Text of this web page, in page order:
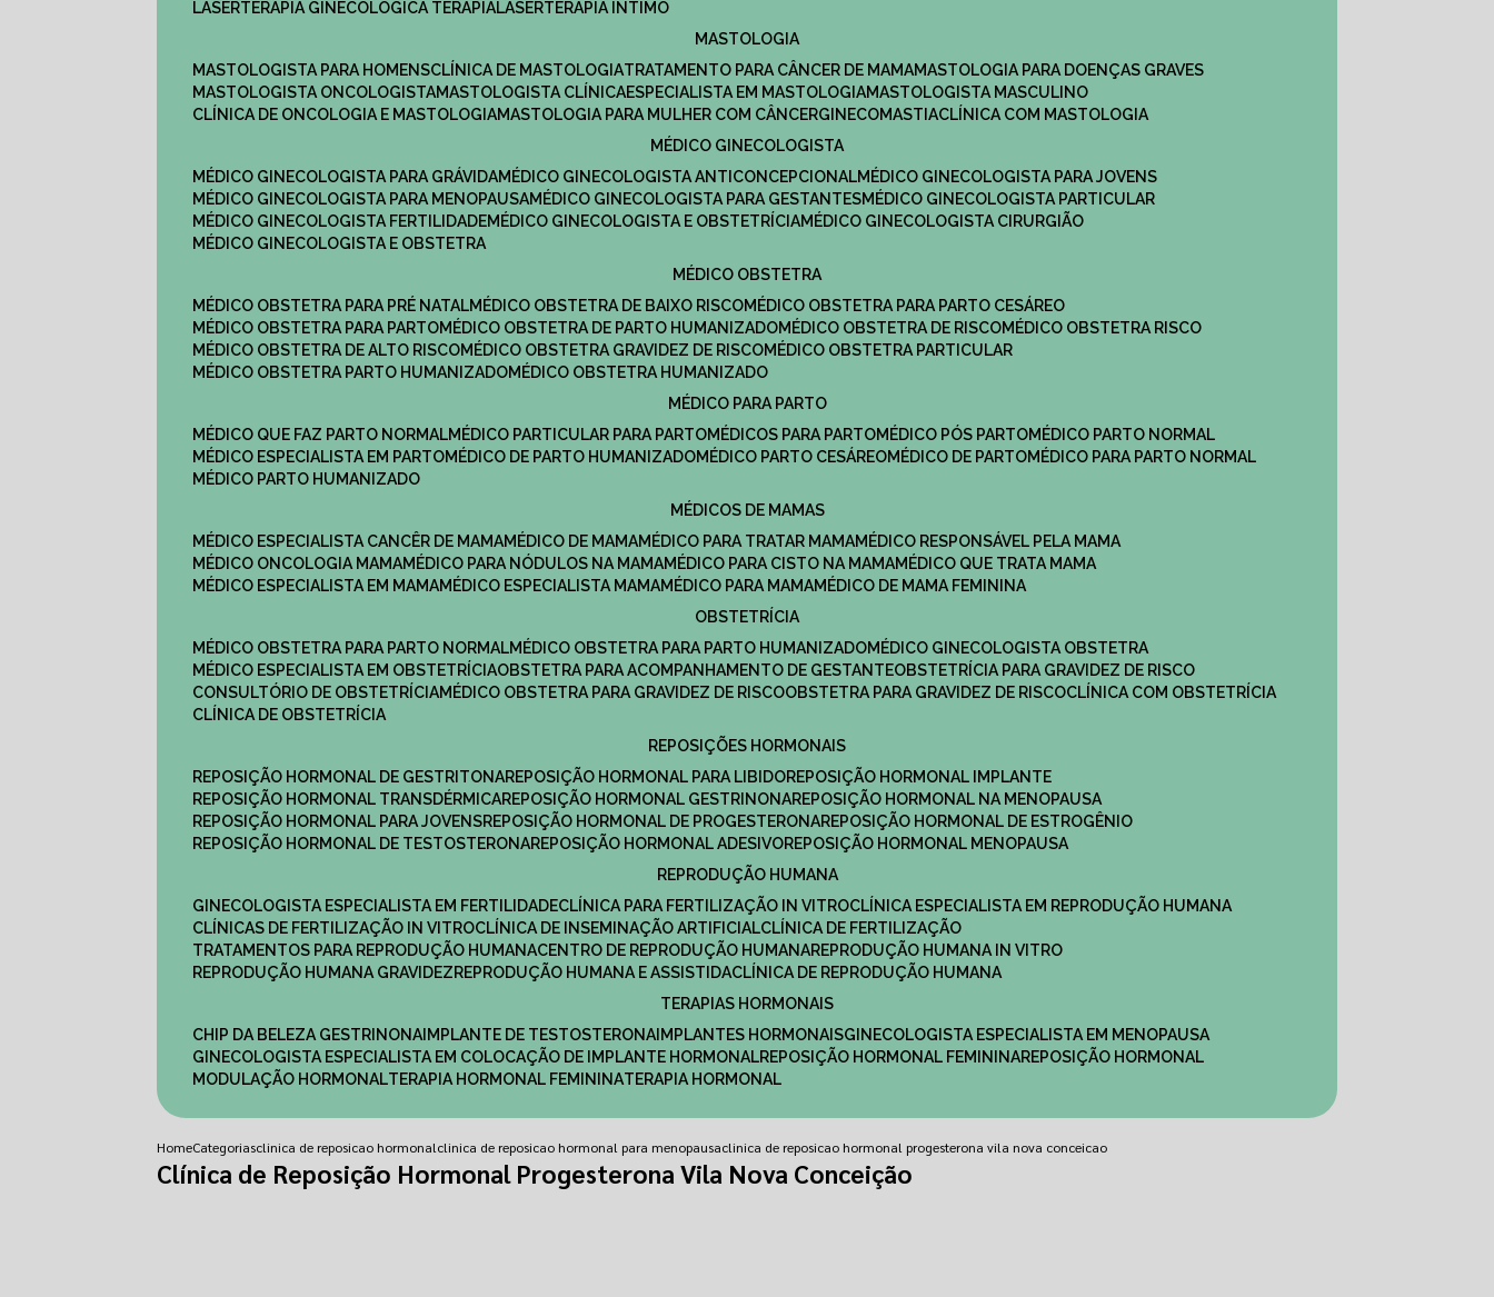
LASERTERAPIA GINECOLÓGICA TERAPIA LASERTERAPIA ÍNTIMO
MASTOLOGIA
MASTOLOGISTA PARA HOMENS
CLÍNICA DE MASTOLOGIA TRATAMENTO PARA CÂNCER DE MAMA
MASTOLOGIA PARA DOENÇAS GRAVES
MASTOLOGISTA ONCOLOGISTA
MASTOLOGISTA CLÍNICA ESPECIALISTA EM MASTOLOGIA
MASTOLOGISTA MASCULINO
CLÍNICA DE ONCOLOGIA E MASTOLOGIA
MASTOLOGIA PARA MULHER COM CÂNCER GINECOMASTIA
CLÍNICA COM MASTOLOGIA
MÉDICO GINECOLOGISTA
MÉDICO GINECOLOGISTA PARA GRÁVIDA
MÉDICO GINECOLOGISTA ANTICONCEPCIONAL
MÉDICO GINECOLOGISTA PARA JOVENS
MÉDICO GINECOLOGISTA PARA MENOPAUSA
MÉDICO GINECOLOGISTA PARA GESTANTES
MÉDICO GINECOLOGISTA PARTICULAR
MÉDICO GINECOLOGISTA FERTILIDADE
MÉDICO GINECOLOGISTA E OBSTETRÍCIA
MÉDICO GINECOLOGISTA CIRURGIÃO
MÉDICO GINECOLOGISTA E OBSTETRA
MÉDICO OBSTETRA
MÉDICO OBSTETRA PARA PRÉ NATAL
MÉDICO OBSTETRA DE BAIXO RISCO
MÉDICO OBSTETRA PARA PARTO CESÁREO
MÉDICO OBSTETRA PARA PARTO
MÉDICO OBSTETRA DE PARTO HUMANIZADO MÉDICO OBSTETRA DE RISCO
MÉDICO OBSTETRA RISCO
MÉDICO OBSTETRA DE ALTO RISCO
MÉDICO OBSTETRA GRAVIDEZ DE RISCO
MÉDICO OBSTETRA PARTICULAR
MÉDICO OBSTETRA PARTO HUMANIZADO
MÉDICO OBSTETRA HUMANIZADO
MÉDICO PARA PARTO
MÉDICO QUE FAZ PARTO NORMAL
MÉDICO PARTICULAR PARA PARTO MÉDICOS PARA PARTO MÉDICO PÓS PARTO
MÉDICO PARTO NORMAL
MÉDICO ESPECIALISTA EM PARTO
MÉDICO DE PARTO HUMANIZADO MÉDICO PARTO CESÁREO MÉDICO DE PARTO
MÉDICO PARA PARTO NORMAL
MÉDICO PARTO HUMANIZADO
MÉDICOS DE MAMAS
MÉDICO ESPECIALISTA CANCÊR DE MAMA
MÉDICO DE MAMA MÉDICO PARA TRATAR MAMA
MÉDICO RESPONSÁVEL PELA MAMA
MÉDICO ONCOLOGIA MAMA
MÉDICO PARA NÓDULOS NA MAMA MÉDICO PARA CISTO NA MAMA
MÉDICO QUE TRATA MAMA
MÉDICO ESPECIALISTA EM MAMA
MÉDICO ESPECIALISTA MAMA MÉDICO PARA MAMA
MÉDICO DE MAMA FEMININA
OBSTETRÍCIA
MÉDICO OBSTETRA PARA PARTO NORMAL
MÉDICO OBSTETRA PARA PARTO HUMANIZADO
MÉDICO GINECOLOGISTA OBSTETRA
MÉDICO ESPECIALISTA EM OBSTETRÍCIA
OBSTETRA PARA ACOMPANHAMENTO DE GESTANTE
OBSTETRÍCIA PARA GRAVIDEZ DE RISCO
CONSULTÓRIO DE OBSTETRÍCIA
MÉDICO OBSTETRA PARA GRAVIDEZ DE RISCO OBSTETRA PARA GRAVIDEZ DE RISCO
CLÍNICA COM OBSTETRÍCIA
CLÍNICA DE OBSTETRÍCIA
REPOSIÇÕES HORMONAIS
REPOSIÇÃO HORMONAL DE GESTRITONA
REPOSIÇÃO HORMONAL PARA LIBIDO
REPOSIÇÃO HORMONAL IMPLANTE
REPOSIÇÃO HORMONAL TRANSDÉRMICA
REPOSIÇÃO HORMONAL GESTRINONA
REPOSIÇÃO HORMONAL NA MENOPAUSA
REPOSIÇÃO HORMONAL PARA JOVENS
REPOSIÇÃO HORMONAL DE PROGESTERONA
REPOSIÇÃO HORMONAL DE ESTROGÊNIO
REPOSIÇÃO HORMONAL DE TESTOSTERONA
REPOSIÇÃO HORMONAL ADESIVO
REPOSIÇÃO HORMONAL MENOPAUSA
REPRODUÇÃO HUMANA
GINECOLOGISTA ESPECIALISTA EM FERTILIDADE
CLÍNICA PARA FERTILIZAÇÃO IN VITRO
CLÍNICA ESPECIALISTA EM REPRODUÇÃO HUMANA
CLÍNICAS DE FERTILIZAÇÃO IN VITRO
CLÍNICA DE INSEMINAÇÃO ARTIFICIAL
CLÍNICA DE FERTILIZAÇÃO
TRATAMENTOS PARA REPRODUÇÃO HUMANA
CENTRO DE REPRODUÇÃO HUMANA
REPRODUÇÃO HUMANA IN VITRO
REPRODUÇÃO HUMANA GRAVIDEZ
REPRODUÇÃO HUMANA E ASSISTIDA
CLÍNICA DE REPRODUÇÃO HUMANA
TERAPIAS HORMONAIS
CHIP DA BELEZA GESTRINONA IMPLANTE DE TESTOSTERONA IMPLANTES HORMONAIS
GINECOLOGISTA ESPECIALISTA EM MENOPAUSA
GINECOLOGISTA ESPECIALISTA EM COLOCAÇÃO DE IMPLANTE HORMONAL
REPOSIÇÃO HORMONAL FEMININA
REPOSIÇÃO HORMONAL
MODULAÇÃO HORMONAL
TERAPIA HORMONAL FEMININA TERAPIA HORMONAL
HomeCategoriasclinica de reposicao hormonalclinica de reposicao hormonal para menopausaclinica de reposicao hormonal progesterona vila nova conceicao
Clínica de Reposição Hormonal Progesterona Vila Nova Conceição